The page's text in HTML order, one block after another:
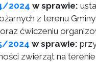
2024 w sprawie:
z terenu
ćwiczeniu
2024 w sprawie:
zwierząt na